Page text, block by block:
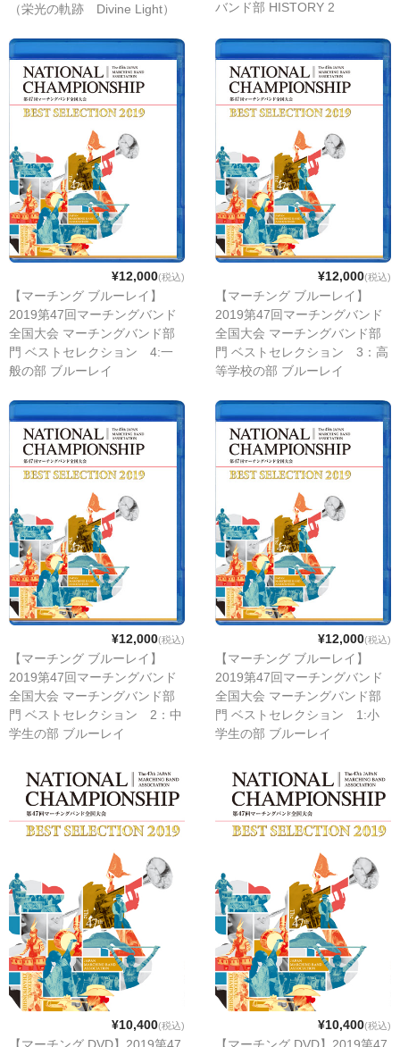
（栄光の軌跡 Divine Light）
バンド部 HISTORY 2
¥12,000(税込)
【マーチング ブルーレイ】
2019第47回マーチングバンド
全国大会 マーチングバンド部
門 ベストセレクション 4:一
般の部 ブルーレイ
¥12,000(税込)
【マーチング ブルーレイ】
2019第47回マーチングバンド
全国大会 マーチングバンド部
門 ベストセレクション 3：高
等学校の部 ブルーレイ
¥12,000(税込)
【マーチング ブルーレイ】
2019第47回マーチングバンド
全国大会 マーチングバンド部
門 ベストセレクション 2：中
学生の部 ブルーレイ
¥12,000(税込)
【マーチング ブルーレイ】
2019第47回マーチングバンド
全国大会 マーチングバンド部
門 ベストセレクション 1:小
学生の部 ブルーレイ
¥10,400(税込) ¥10,400(税込)